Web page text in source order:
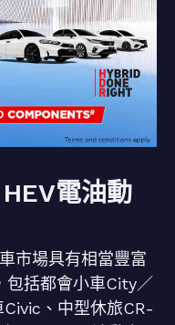
電油動
市場具有相當豐富
包括都會小車City／
、中型休旅CR-